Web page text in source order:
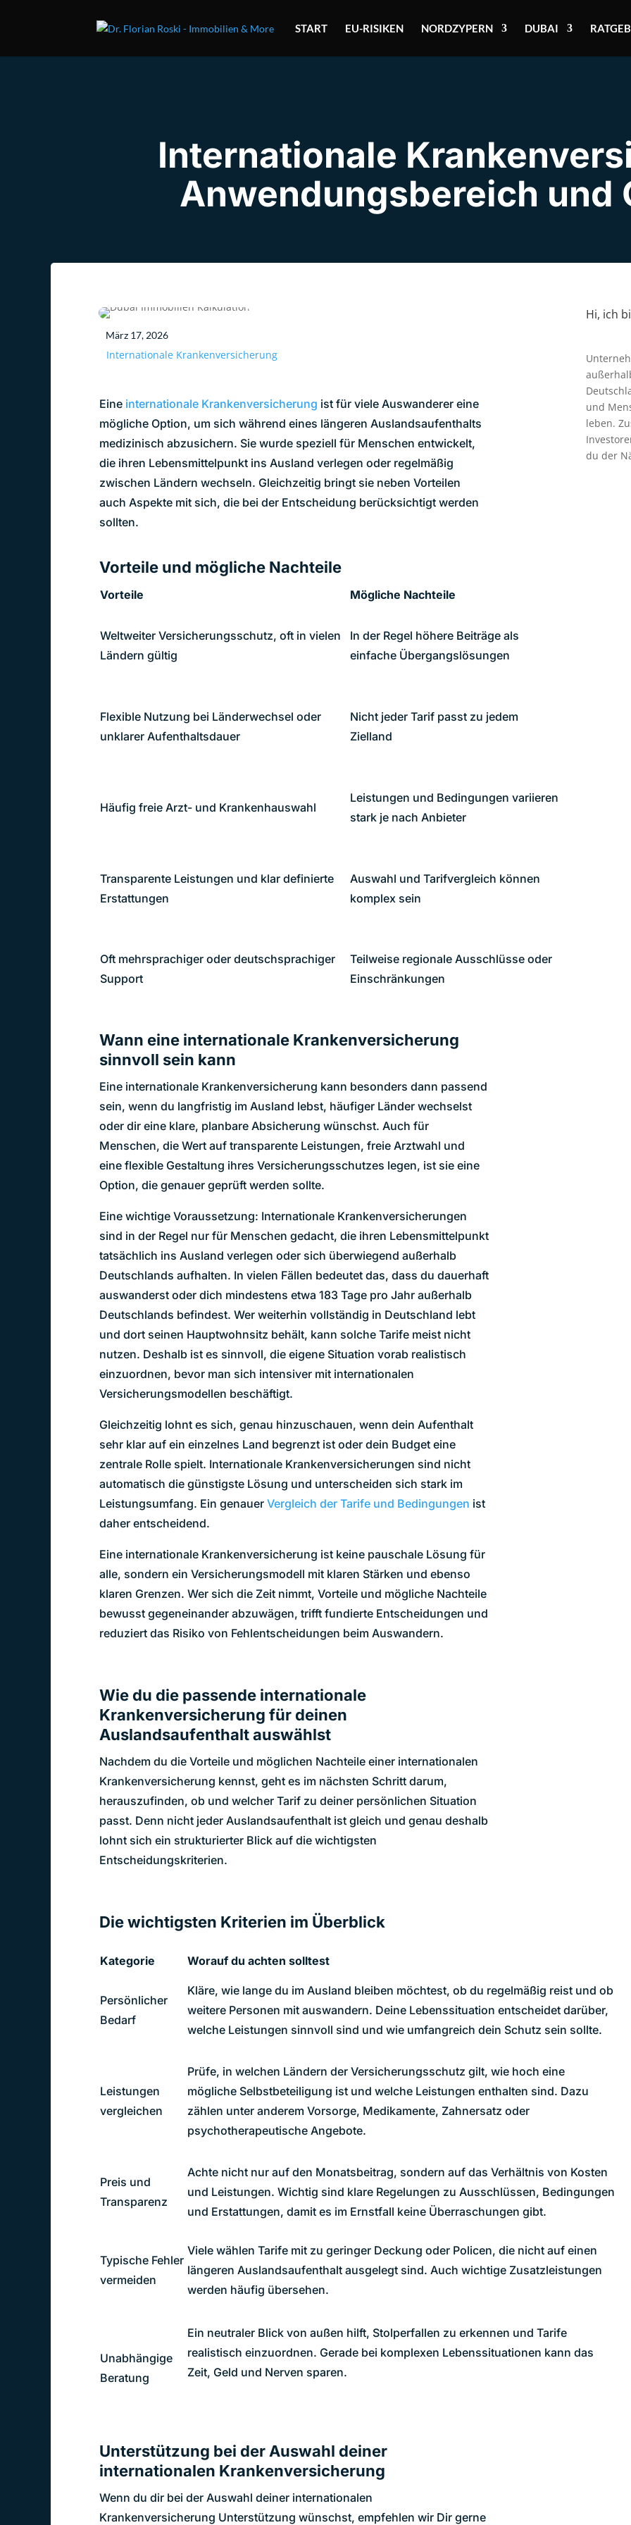
START EU-RISIKEN NORDZYPERN DUBAI
Internationale
Anwendungsbereich und
März 17, 2026
Internationale Krankenversicherung
Eine internationale Krankenversicherung ist für viele Auswanderer eine
mögliche Option, um sich während eines längeren Auslandsaufenthalts
medizinisch abzusichern. Sie wurde speziell für Menschen entwickelt,
die ihren Lebensmittelpunkt ins Ausland verlegen oder regelmäßig
zwischen Ländern wechseln. Gleichzeitig bringt sie neben Vorteilen
auch Aspekte mit sich, die bei der Entscheidung berücksichtigt werden
sollten.
Vorteile und mögliche Nachteile
Vorteile Mögliche Nachteile
Weltweiter Versicherungsschutz, oft in vielen
Ländern gültig
In der Regel höhere Beiträge als
einfache Übergangslösungen
Flexible Nutzung bei Länderwechsel oder
unklarer Aufenthaltsdauer
Nicht jeder Tarif passt zu jedem
Zielland
Häufig freie Arzt- und Krankenhauswahl
Leistungen und Bedingungen variieren
stark je nach Anbieter
Transparente Leistungen und klar definierte
Erstattungen
Auswahl und Tarifvergleich können
komplex sein
Oft mehrsprachiger oder deutschsprachiger
Support
Teilweise regionale Ausschlüsse oder
Einschränkungen
Wann eine internationale Krankenversicherung
sinnvoll sein kann
Eine internationale Krankenversicherung kann besonders dann passend
sein, wenn du langfristig im Ausland lebst, häufiger Länder wechselst
oder dir eine klare, planbare Absicherung wünschst. Auch für
Menschen, die Wert auf transparente Leistungen, freie Arztwahl und
eine flexible Gestaltung ihres Versicherungsschutzes legen, ist sie eine
Option, die genauer geprüft werden sollte.
Eine wichtige Voraussetzung: Internationale Krankenversicherungen
sind in der Regel nur für Menschen gedacht, die ihren Lebensmittelpunkt
tatsächlich ins Ausland verlegen oder sich überwiegend außerhalb
Deutschlands aufhalten. In vielen Fällen bedeutet das, dass du dauerhaft
auswanderst oder dich mindestens etwa 183 Tage pro Jahr außerhalb
Deutschlands befindest. Wer weiterhin vollständig in Deutschland lebt
und dort seinen Hauptwohnsitz behält, kann solche Tarife meist nicht
nutzen. Deshalb ist es sinnvoll, die eigene Situation vorab realistisch
einzuordnen, bevor man sich intensiver mit internationalen
Versicherungsmodellen beschäftigt.
Gleichzeitig lohnt es sich, genau hinzuschauen, wenn dein Aufenthalt
sehr klar auf ein einzelnes Land begrenzt ist oder dein Budget eine
zentrale Rolle spielt. Internationale Krankenversicherungen sind nicht
automatisch die günstigste Lösung und unterscheiden sich stark im
Leistungsumfang. Ein genauerVergleich der Tarife und Bedingungen ist
daher entscheidend.
Eine internationale Krankenversicherung ist keine pauschale Lösung für
alle, sondern ein Versicherungsmodell mit klaren Stärken und ebenso
klaren Grenzen. Wer sich die Zeit nimmt, Vorteile und mögliche Nachteile
bewusst gegeneinander abzuwägen, trifft fundierte Entscheidungen und
reduziert das Risiko von Fehlentscheidungen beim Auswandern.
Wie du die passende internationale
Krankenversicherung für deinen
Auslandsaufenthalt auswählst
Nachdem du die Vorteile und möglichen Nachteile einer internationalen
Krankenversicherung kennst, geht es im nächsten Schritt darum,
herauszufinden, ob und welcher Tarif zu deiner persönlichen Situation
passt. Denn nicht jeder Auslandsaufenthalt ist gleich und genau deshalb
lohnt sich ein strukturierter Blick auf die wichtigsten
Entscheidungskriterien.
Die wichtigsten Kriterien im Überblick
Kategorie Worauf du achten solltest
Persönlicher
Bedarf
Kläre, wie lange du im Ausland bleiben möchtest, ob du regelmäßig reist und ob
weitere Personen mit auswandern. Deine Lebenssituation entscheidet darüber,
welche Leistungen sinnvoll sind und wie umfangreich dein Schutz sein sollte.
Leistungen
vergleichen
Prüfe, in welchen Ländern der Versicherungsschutz gilt, wie hoch eine
mögliche Selbstbeteiligung ist und welche Leistungen enthalten sind. Dazu
zählen unter anderem Vorsorge, Medikamente, Zahnersatz oder
psychotherapeutische Angebote.
Preis und
Transparenz
Achte nicht nur auf den Monatsbeitrag, sondern auf das Verhältnis von Kosten
und Leistungen. Wichtig sind klare Regelungen zu Ausschlüssen, Bedingungen
und Erstattungen, damit es im Ernstfall keine Überraschungen gibt.
Typische Fehler
vermeiden
Viele wählen Tarife mit zu geringer Deckung oder Policen, die nicht auf einen
längeren Auslandsaufenthalt ausgelegt sind. Auch wichtige Zusatzleistungen
werden häufig übersehen.
Unabhängige
Beratung
Ein neutraler Blick von außen hilft, Stolperfallen zu erkennen und Tarife
realistisch einzuordnen. Gerade bei komplexen Lebenssituationen kann das
Zeit, Geld und Nerven sparen.
Unterstützung bei der Auswahl deiner
internationalen Krankenversicherung
Wenn du dir bei der Auswahl deiner internationalen
Krankenversicherung Unterstützung wünschst, empfehlen wir Dir gerne
Hi, ich
und
leben.
du der